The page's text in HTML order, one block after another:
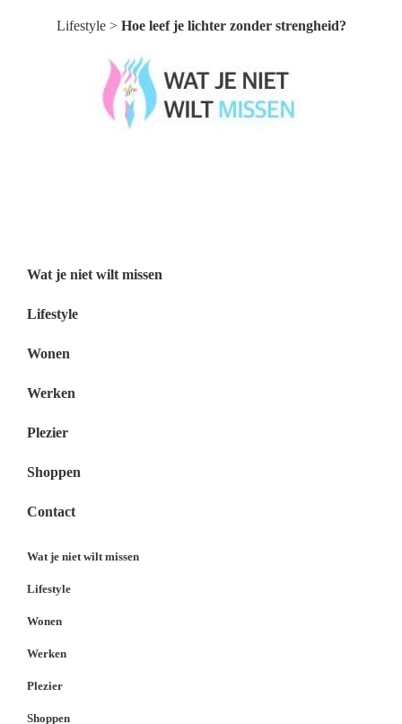
Lifestyle> Hoe leef je lichter zonder strengheid?
Wat je niet wilt missen
Lifestyle
Wonen
Werken
Plezier
Shoppen
Contact
Wat je niet wilt missen
Lifestyle
Wonen
Werken
Plezier
Shoppen